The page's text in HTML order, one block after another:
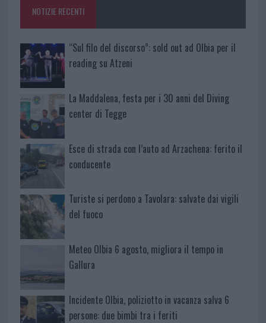
k
NOTIZIE RECENTI
“Sul filo del discorso”: sold out ad Olbia per il
reading su Atzeni
La Maddalena, festa per i 30 anni del Diving
center di Tegge
Esce di strada con l’auto ad Arzachena: ferito il
conducente
Turiste si perdono a Tavolara: salvate dai vigili
del fuoco
Meteo Olbia 6 agosto, migliora il tempo in
Gallura
Incidente Olbia, poliziotto in vacanza salva 6
persone: due bimbi tra i feriti